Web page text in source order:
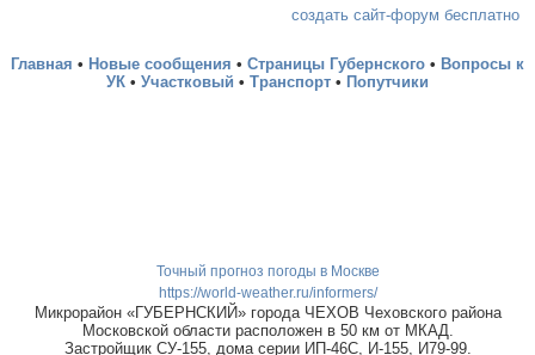
создать сайт-форум бесплатно
Главная • Новые сообщения • Страницы Губернского • Вопросы к
УК • Участковый • Транспорт • Попутчики
Точный прогноз погоды в Москве
https://world-weather.ru/informers/
Микрорайон «ГУБЕРНСКИЙ» города ЧЕХОВ Чеховского района
Московской области расположен в 50 км от МКАД.
Застройщик СУ-155, дома серии ИП-46С, И-155, И79-99.